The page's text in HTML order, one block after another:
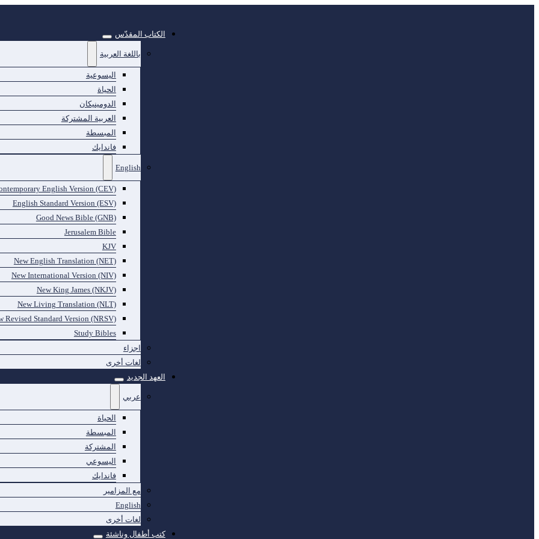
الكتاب المقدّس
باللغة العربية
اليسوعية
الحياة
الدومينيكان
العربية المشتركة
المبسطة
فاندايك
English
English Version (CEV)
English Standard Version (ESV)
Good News Bible (GNB)
Jerusalem Bible
KJV
New English Translation (NET)
New International Version (NIV)
New King James (NKJV)
New Living Translation (NLT)
Revised Standard Version (NRSV)
Study Bibles
اجزاء
لغات أخرى
العهد الجديد
عربي
الحياة
المبسطة
المشتركة
اليسوعي
فاندايك
مع المزامير
English
لغات أخرى
كتب أطفال وناشئة